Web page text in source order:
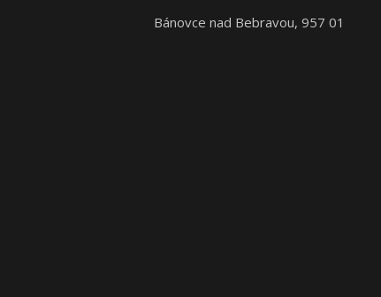
Bánovce nad Bebravou, 957 01